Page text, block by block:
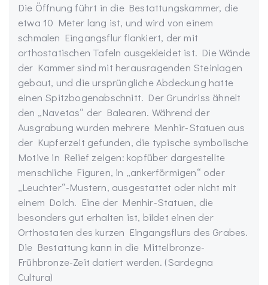
Die Öffnung führt in die Bestattungskammer, die
etwa 10 Meter lang ist, und wird von einem
schmalen Eingangsflur flankiert, der mit
orthostatischen Tafeln ausgekleidet ist. Die Wände
der Kammer sind mit herausragenden Steinlagen
gebaut, und die ursprüngliche Abdeckung hatte
einen Spitzbogenabschnitt. Der Grundriss ähnelt
den „Navetas“ der Balearen. Während der
Ausgrabung wurden mehrere Menhir-Statuen aus
der Kupferzeit gefunden, die typische symbolische
Motive in Relief zeigen: kopfüber dargestellte
menschliche Figuren, in „ankerförmigen“ oder
„Leuchter“-Mustern, ausgestattet oder nicht mit
einem Dolch. Eine der Menhir-Statuen, die
besonders gut erhalten ist, bildet einen der
Orthostaten des kurzen Eingangsflurs des Grabes.
Die Bestattung kann in die Mittelbronze-
Frühbronze-Zeit datiert werden. (Sardegna
Cultura)